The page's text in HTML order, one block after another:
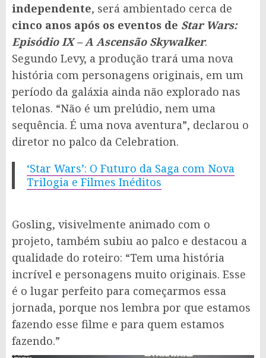
independente, será ambientado cerca de
cinco anos após os eventos de Star Wars:
Episódio IX – A Ascensão Skywalker.
Segundo Levy, a produção trará uma nova
história com personagens originais, em um
período da galáxia ainda não explorado nas
telonas. “Não é um prelúdio, nem uma
sequência. É uma nova aventura”, declarou o
diretor no palco da Celebration.
‘Star Wars’: O Futuro da Saga com Nova
Trilogia e Filmes Inéditos
Gosling, visivelmente animado com o
projeto, também subiu ao palco e destacou a
qualidade do roteiro: “Tem uma história
incrível e personagens muito originais. Esse
é o lugar perfeito para começarmos essa
jornada, porque nos lembra por que estamos
fazendo esse filme e para quem estamos
fazendo.”